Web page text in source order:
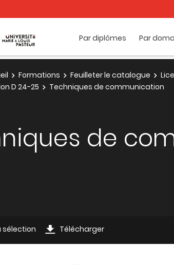
Par diplômes Par
Formations Feuilleter le catalogue
D 24-25 Techniques de communication
de
sélection Télécharger